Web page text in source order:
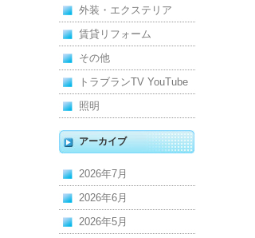
管
外装・エクステリア
賃貸リフォーム
その他
トラブランTV YouTube
照明
アーカイブ
2026年7月
2026年6月
2026年5月